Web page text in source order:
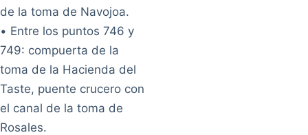
de la toma de Navojoa.
• Entre los puntos 746 y
749: compuerta de la
toma de la Hacienda del
Taste, puente crucero con
el canal de la toma de
Rosales.